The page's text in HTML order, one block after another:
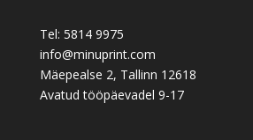
Tel: 5814 9975
info@minuprint.com
Mäepealse 2, Tallinn 12618
Avatud tööpäevadel 9-17